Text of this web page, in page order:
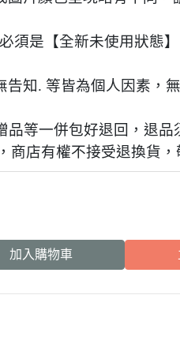
須是【全新未使用狀態
知. 等皆為個人因素，
等一併包好退回，退品
商店有權不接受退換貨
加入購物車